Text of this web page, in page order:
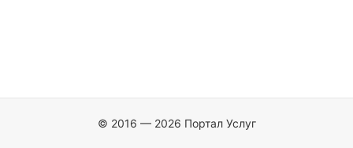
© 2016 — 2026 Портал Услуг